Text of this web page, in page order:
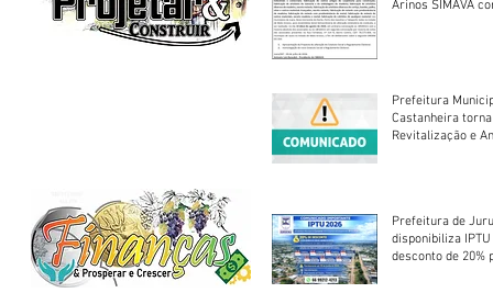
Arinos SIMAVA convoca à
Prefeitura
Castanheira
Revitalização e
Prefeitura de
disponibiliza
desconto de 20%